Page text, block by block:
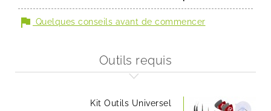
flag Quelques conseils avant de commencer
Outils requis
Kit Outils Universel